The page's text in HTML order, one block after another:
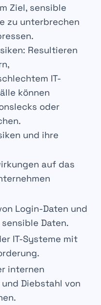
Ziel, sensible
zu unterbrechen
: Resultieren
,
IT-
können
oder
und ihre
auf das
Login-Daten und
sensible Daten.
IT-Systeme mit
internen
und Diebstahl von
.